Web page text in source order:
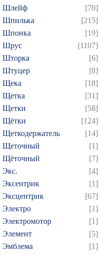
Шлейф
[70]
Шпилька
[215]
Шпонка
[19]
Шрус
[1107]
Шторка
[6]
Штуцер
[8]
Щека
[18]
Щетка
[31]
Щетки
[58]
Щётки
[124]
Щеткодержатель
[14]
Щеточный
[1]
Щёточный
[7]
Экс.
[4]
Эксентрик
[1]
Эксцентрик
[67]
Электро
[1]
Электромотор
[1]
Элемент
[5]
Эмблема
[1]